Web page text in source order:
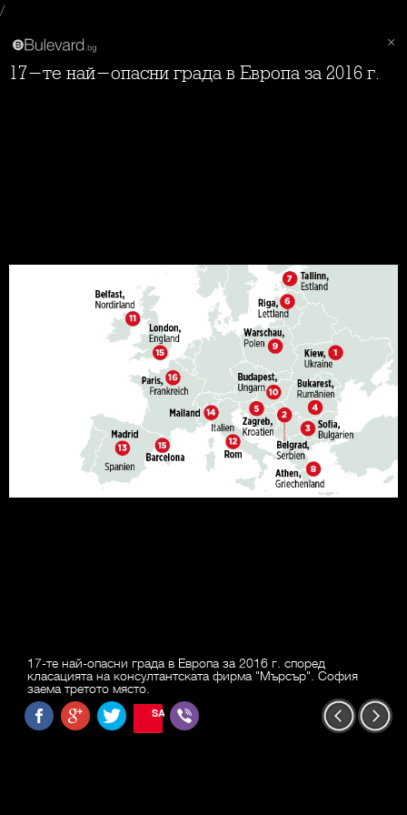
/
17-те най-опасни града в Европа за 2016 г.
17-те най-опасни града в Европа за 2016 г. според
класацията на консултантската фирма "Мърсър". София
заема третото място.
SAVE